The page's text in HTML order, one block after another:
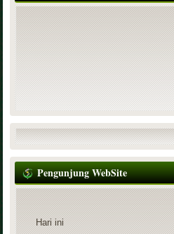
Pengunjung WebSite
Hari ini